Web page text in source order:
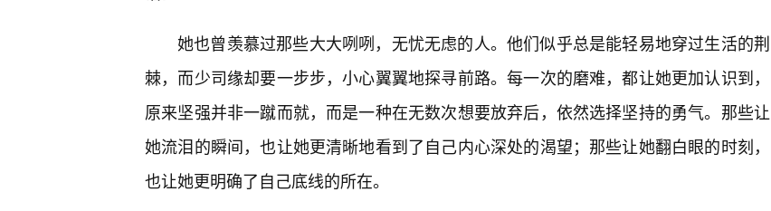
她也曾羡慕过那些大大咧咧，无忧无虑的人。他们似乎总是能轻易地穿过生活的荆
棘，而少司缘却要一步步，小心翼翼地探寻前路。每一次的磨难，都让她更加认识到，
原来坚强并非一蹴而就，而是一种在无数次想要放弃后，依然选择坚持的勇气。那些让
她流泪的瞬间，也让她更清晰地看到了自己内心深处的渴望；那些让她翻白眼的时刻，
也让她更明确了自己底线的所在。